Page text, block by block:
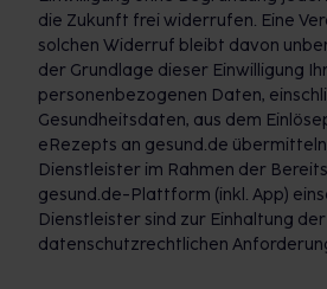
die Zukunft frei widerrufen. Eine
solchen Widerruf bleibt davon
der Grundlage dieser Einwilligung
personenbezogenen Daten,
Gesundheitsdaten, aus dem
eRezepts an gesund.de
Dienstleister im Rahmen der
gesund.de-Plattform (inkl. App)
Dienstleister sind zur Einhaltung
datenschutzrechtlichen